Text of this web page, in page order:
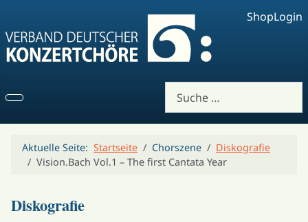
ShopLogin
Aktuelle Seite: Startseite Chorszene
Diskografie
Vision.Bach Vol.1 – The first Cantata Year
Diskografie